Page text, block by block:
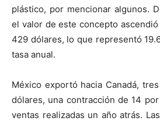
plástico, por mencionar algunos.
el valor de este concepto
429 dólares, lo que representó
tasa anual.
México exportó hacia Canadá,
dólares, una contracción de 14
ventas realizadas un año atrás.